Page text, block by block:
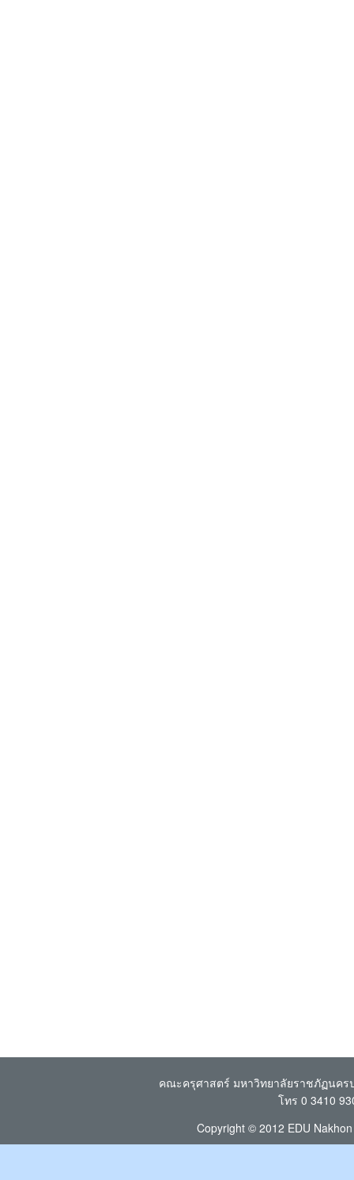
คณะครุศาสตร์ มหาวิทยาลัยราชภัฏนคร
โทร0 3410
Copyright © 2012 EDU